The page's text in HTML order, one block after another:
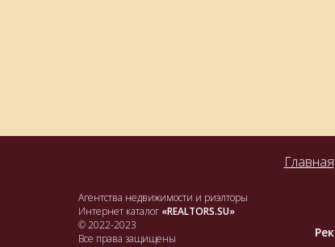
Главная
Агентства недвижимости и риэлторы
Интернет каталог «REALTORS.SU»
© 2022-2023
Все права защищены